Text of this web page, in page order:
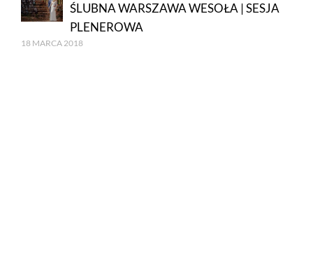
ŚLUBNA WARSZAWA WESOŁA | SESJA
PLENEROWA
18 MARCA 2018